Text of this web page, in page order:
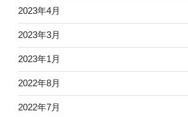
2023年4月
2023年3月
2023年1月
2022年8月
2022年7月